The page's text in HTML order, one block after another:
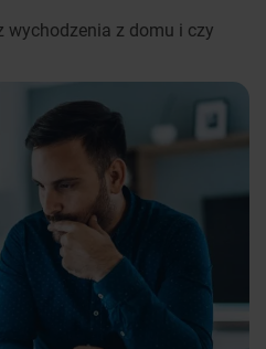
wychodzenia z domu i czy